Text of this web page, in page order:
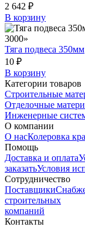
2 642 ₽
В корзину
Тяга подвеса 350мм
10 ₽
В корзину
Категории товаров
Строительные
Отделочные
Инженерные
О компании
О насКолеровка
Помощь
Доставка и оплата
заказатьУсловия
Сотрудничество
Поставщики
строительных
компаний
Контакты